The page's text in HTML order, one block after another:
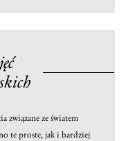
związane ze światem
te proste, jak i bardziej